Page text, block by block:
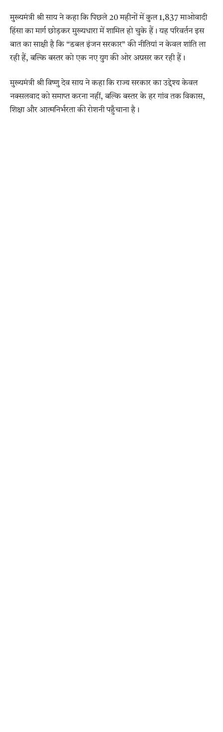
मुख्यमंत्री श्री साय ने कहा कि पिछले 20 महीनों में कुल 1,837 माओवादी
हिंसा का मार्ग छोड़कर मुख्यधारा में शामिल हो चुके हैं। यह परिवर्तन इस
बात का साक्षी है कि “डबल इंजन सरकार” की नीतियां न केवल शांति ला
रही हैं, बल्कि बस्तर को एक नए युग की ओर अग्रसर कर रही हैं।
मुख्यमंत्री श्री विष्णु देव साय ने कहा कि राज्य सरकार का उद्देश्य केवल
नक्सलवाद को समाप्त करना नहीं, बल्कि बस्तर के हर गांव तक विकास,
शिक्षा और आत्मनिर्भरता की रोशनी पहुँचाना है।